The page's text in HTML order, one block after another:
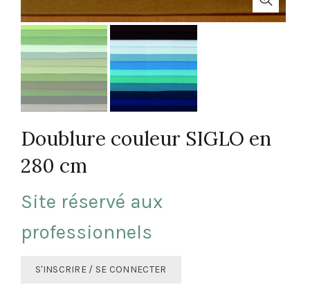
Doublure couleur SIGLO en
280 cm
Site réservé aux
professionnels
S'INSCRIRE / SE CONNECTER